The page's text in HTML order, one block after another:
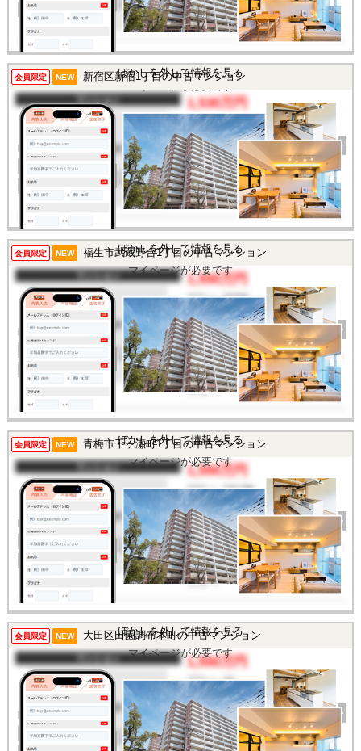
所在地 東京都文京区大塚3丁目
交通 /
会員限定 NEW 新宿区新宿1丁目の中古マンション
マンション 1,530万円
間取り
1R
完成年
1986年
建物面積 21.63㎡
土地面積 -
所在地 東京都新宿区新宿1丁目
交通 /
この物件を見るには
ぼかしを外して情報を見る
会員限定 NEW 福生市武蔵野台1丁目の中古マンション
マンション 1,550万円
間取り 2SDK
完成年 1993年
建物面積 58.99㎡
土地面積 -
所在地 東京都福生市武蔵野台1丁
目
交通 /
この物件を見るには
マイページが必要です
ぼかしを外して情報を見る
会員限定 NEW 青梅市千ヶ瀬町1丁目の中古マンション
マンション 1,550万円
間取り 1SLDK
完成年 1989年
建物面積 34.4㎡
土地面積 -
所在地 東京都青梅市千ヶ瀬町1丁
目
交通 /
この物件を見るには
マイページが必要です
ぼかしを外して情報を見る
会員限定 NEW 大田区田園調布本町の中古マンション
1,550万円
間取り 1K
完成年 2000年
建物面積 21.89㎡
土地面積 -
所在地 東京都大田区田園調布本
この物件を見るには
マイページが必要です
ぼかしを外して情報を見る